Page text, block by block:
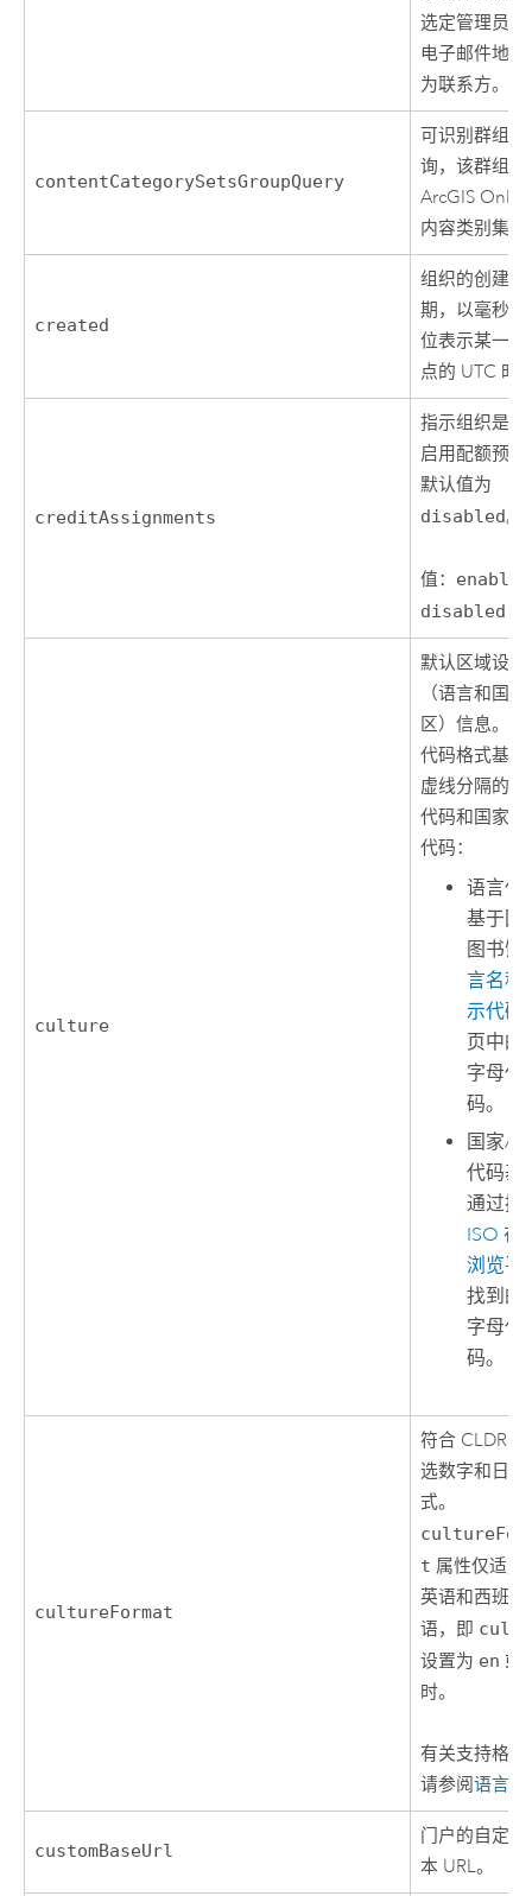
选定管理员及
电子邮件地址
为联系方。
contentCategorySetsGroupQuery
可识别群组的
询，该群组包
ArcGIS
内容类别集。
created
组织的创建日
期，以毫秒为
位表示某一时
点的 UTC 时
creditAssignments
指示组织是否
启用配额预算
默认值为
disabled。
值： enabled
disabled
culture
默认区域设置
（语言和国
区）信息。
代码格式基于
虚线分隔的语
代码和国家/
代码：
语言代
基于国
图书馆
言名称
示代码
页中的
字母代
码。
国家/
代码基
通过搜
ISO 在
浏览平
找到的
字母代
码。
cultureFormat
符合 CLDR
选数字和日期
式。
t 属性仅适用
英语和西班牙
语，即
设置为 en 或
时。
有关支持格式
请参阅语言
customBaseUrl
门户的自定义
本 URL。